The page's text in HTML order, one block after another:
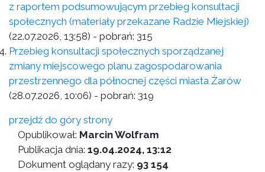
z raportem podsumowującym przebieg konsultacji
społecznych (materiały przekazane Radzie Miejskiej)
(22.07.2026, 13:58) - pobrań: 315
Przebieg konsultacji społecznych sporządzanej
zmiany miejscowego planu zagospodarowania
przestrzennego dla północnej części miasta Żarów
(28.07.2026, 10:06) - pobrań: 319
przejdź do góry strony
Opublikował: Marcin Wolfram
Publikacja dnia: 19.04.2024, 13:12
Dokument oglądany razy: 93 154